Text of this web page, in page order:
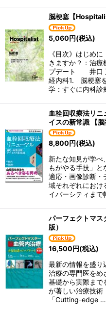
脳梗塞【
5,060円(税込)
《目次》はじめ
きますか？：治療
プデート 井口
経内科1. 脳梗塞
学：すぐに内科診
血栓回収療法リ
イスの新常識 【
8,800円(税込)
新たな知見が学べ
もがやる手技」と
適応・画像診断・
域それぞれにおけ
イバーシティま
パーフェクトマス
版）
16,500円(税込)
最新の情報を盛り
治療の専門医をめ
基礎から実際まで
が著しい治療技術
「Cutting-edge …